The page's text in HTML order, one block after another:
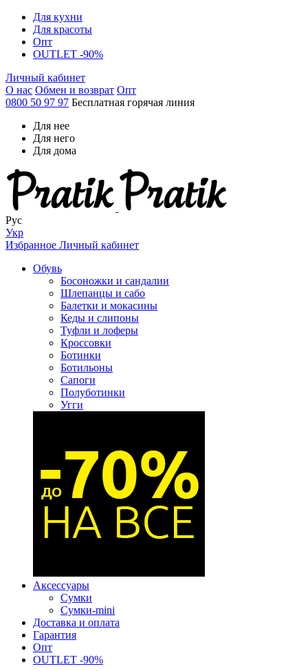
Для кухни
Для красоты
Опт
OUTLET -90%
Личный кабинет
О нас Обмен и возврат Опт
0800 50 97 97 Бесплатная горячая линия
Для нее
Для него
Для дома
Рус
Укр
Избранное Личный кабинет
Обувь
Босоножки и сандалии
Шлепанцы и сабо
Балетки и мокасины
Кеды и слипоны
Туфли и лоферы
Кроссовки
Ботинки
Ботильоны
Сапоги
Полуботинки
Угги
Аксессуары
Сумки
Сумки-mini
Доставка и оплата
Гарантия
Опт
OUTLET -90%